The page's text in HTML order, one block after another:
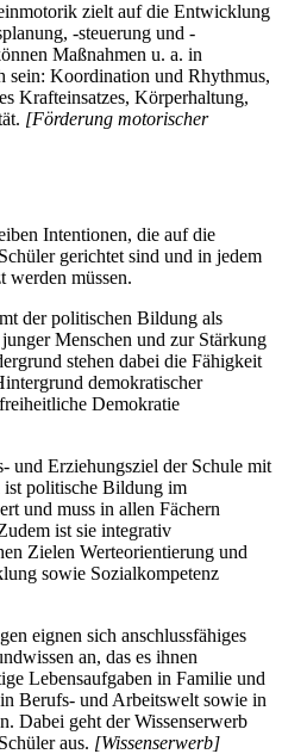
zielt auf die Entwicklung
-steuerung und -
Maßnahmen u. a. in
sein: Koordination und Rhythmus,
Krafteinsatzes, Körperhaltung,
[Förderung motorischer
Intentionen, die auf die
gerichtet sind und in jedem
werden müssen.
der politischen Bildung als
Menschen und zur Stärkung
stehen dabei die Fähigkeit
demokratischer
Demokratie
und Erziehungsziel der Schule mit
ist politische Bildung im
und muss in allen Fächern
ist sie integrativ
Zielen Werteorientierung und
sowie Sozialkompetenz
eignen sich anschlussfähiges
an, das es ihnen
Lebensaufgaben in Familie und
Berufs- und Arbeitswelt sowie in
Dabei geht der Wissenserwerb
aus. [Wissenserwerb]